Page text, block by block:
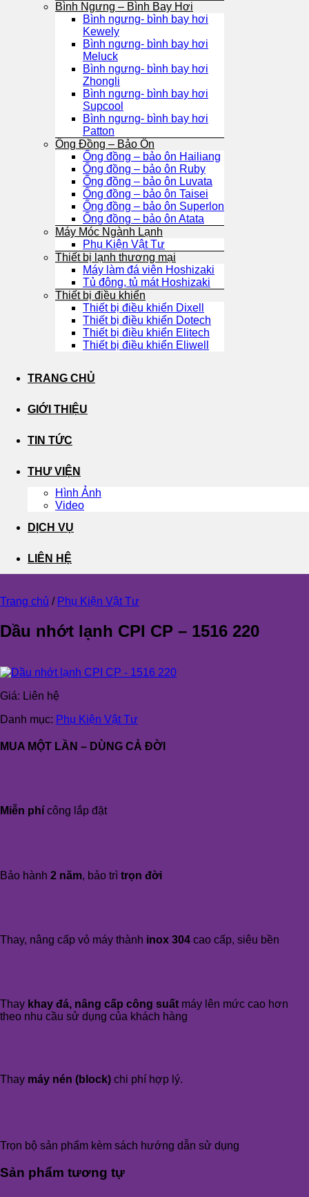
Bình Ngưng – Bình Bay Hơi
Bình ngưng- bình bay hơi
Kewely
Bình ngưng- bình bay hơi
Meluck
Bình ngưng- bình bay hơi
Zhongli
Bình ngưng- bình bay hơi
Supcool
Bình ngưng- bình bay hơi
Patton
Ống Đồng – Bảo Ôn
Ống đồng – bảo ôn Hailiang
Ống đồng – bảo ôn Ruby
Ống đồng – bảo ôn Luvata
Ống đồng – bảo ôn Taisei
Ống đồng – bảo ôn Superlon
Ống đồng – bảo ôn Atata
Máy Móc Ngành Lạnh
Phụ Kiện Vật Tư
Thiết bị lạnh thương mại
Máy làm đá viên Hoshizaki
Tủ đông, tủ mát Hoshizaki
Thiết bị điều khiển
Thiết bị điều khiển Dixell
Thiết bị điều khiển Dotech
Thiết bị điều khiển Elitech
Thiết bị điều khiển Eliwell
TRANG CHỦ
GIỚI THIỆU
TIN TỨC
THƯ VIỆN
Hình Ảnh
Video
DỊCH VỤ
LIÊN HỆ
Trang chủ / Phụ Kiện Vật Tư
Dầu nhớt lạnh CPI CP – 1516 220
Giá: Liên hệ
Danh mục: Phụ Kiện Vật Tư
MUA MỘT LẦN – DÙNG CẢ ĐỜI
Miễn phí công lắp đặt
Bảo hành 2 năm, bảo trì trọn đời
Thay, nâng cấp vỏ máy thành inox 304 cao cấp, siêu bền
Thay khay đá, nâng cấp công suất máy lên mức cao hơn
theo nhu cầu sử dụng của khách hàng
Thay máy nén (block) chi phí hợp lý.
Trọn bộ sản phẩm kèm sách hướng dẫn sử dụng
Sản phẩm tương tự